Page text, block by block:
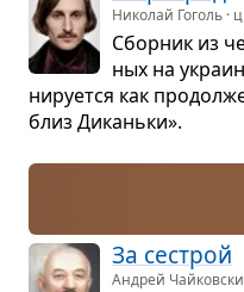
Николай Гоголь ·
Сбор­ник из
ных на
ни­ру­ется как
близ Диканьки».
За сестрой
Андрей